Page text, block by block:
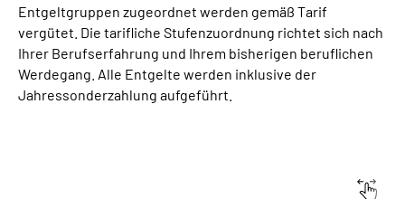
Karriere
Presse
Entgeltgruppen zugeordnet werden gemäß Tarif
vergütet. Die tarifliche Stufenzuordnung richtet sich nach
Ihrer Berufserfahrung und Ihrem bisherigen beruflichen
Werdegang. Alle Entgelte werden inklusive der
Jahressonderzahlung aufgeführt.
Entwicklungs-